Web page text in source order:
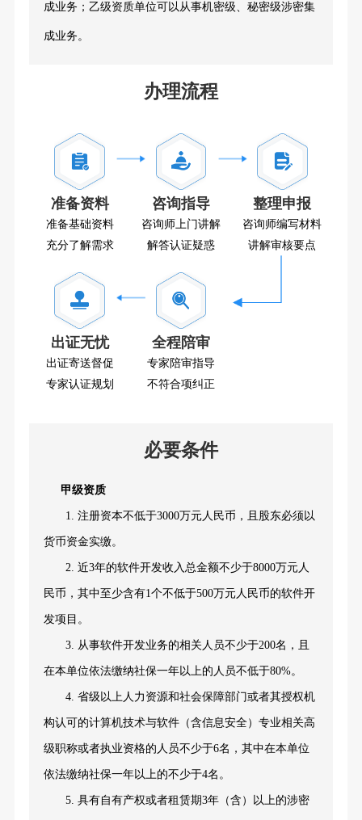
成业务；乙级资质单位可以从事机密级、秘密级涉密集
成业务。
办理流程
准备资料
准备基础资料
充分了解需求
咨询指导
咨询师上门讲解
解答认证疑惑
整理申报
咨询师编写材料
讲解审核要点
出证无忧
出证寄送督促
专家认证规划
全程陪审
专家陪审指导
不符合项纠正
必要条件
甲级资质
1. 注册资本不低于3000万元人民币，且股东必须以
货币资金实缴。
2. 近3年的软件开发收入总金额不少于8000万元人
民币，其中至少含有1个不低于500万元人民币的软件开
发项目。
3. 从事软件开发业务的相关人员不少于200名 ，且
在本单位依法缴纳社保一年以上的人员不低于80%。
4. 省级以上人力资源和社会保障部门或者其授权机
构认可的计算机技术与软件（含信息安全）专业相关高
级职称或者执业资格的人员不少于6名 ，其中在本单位
依法缴纳社保一年以上的不少于4名 。
5. 具有自有产权或者租赁期3年（含）以上的涉密